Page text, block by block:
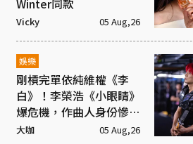
Winter同款
Vicky 05 Aug,26
娛樂
剛槓完單依純維權《李
白》！李榮浩《小眼睛》
爆危機，作曲人身份慘遭
抹去
大咖 05 Aug,26